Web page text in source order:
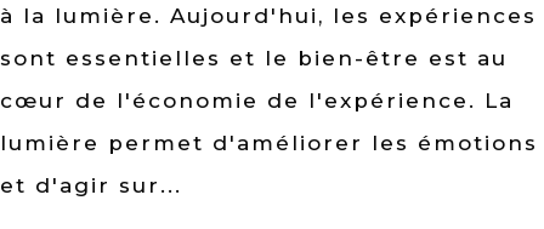
à la lumière. Aujourd'hui, les expériences
sont essentielles et le bien-être est au
cœur de l'économie de l'expérience. La
lumière permet d'améliorer les émotions
et d'agir sur...